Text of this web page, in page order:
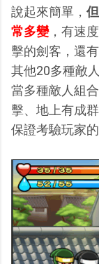
說起來簡單，
常多變，有速
擊的劍客，還
其他20多種敵人
當多種敵人組
擊、地上有成
保證考驗玩家的